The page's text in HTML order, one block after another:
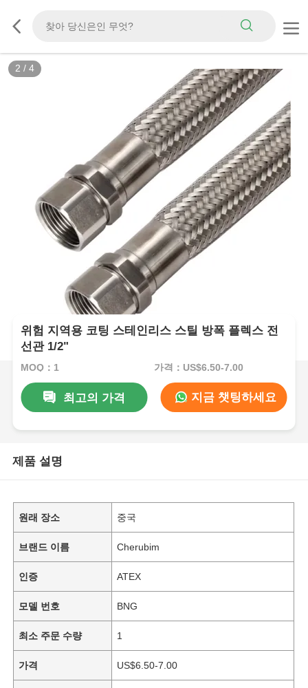
2 / 4
위험 지역용 코팅 스테인리스 스틸 방폭 플렉스 전
선관 1/2"
MOQ：1 가격：US$6.50-7.00
최고의 가격 지금 챗팅하세요
제품 설명
원래 장소 중국
브랜드 이름 Cherubim
인증 ATEX
모델 번호 BNG
최소 주문 수량 1
가격 US$6.50-7.00